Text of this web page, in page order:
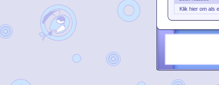
Klik hier om als